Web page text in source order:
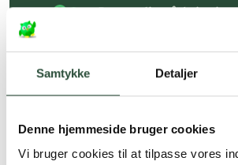
Samtykke Detaljer
Denne hjemmeside bruger cookies
Vi bruger cookies til at tilpasse vores
Personlig rådgivning
på:
Faste lave priser*